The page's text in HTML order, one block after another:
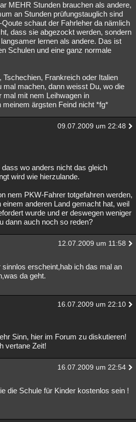
MEHR Stunden brauchen als andere,
an Stunden prüfungstauglich sind
schaut der Fahrleher da nämlich
dass sie abgezockt werden, sondern
lernen als andere. Das ist
Schulen und eine ganz normale
Frankreich oder Italien
mal machen, dann weisst Du, wo die
mal mit nem Leihwagen in
ärgsten Feind nicht *fg*
09.07.2009 um 22:48
wo anders nicht das gleich
wird wie hierzulande.
nem PKW-Fahrer totgefahren werden,
anderen Land gemacht hat, weil
wurde und er deswegen weniger
dann auch noch so reden?
12.07.2009 um 11:58
erscheint,hab ich das mal an
da geht.
16.07.2009 um 22:10
Sinn, hier im Forum zu diskutieren!
vertane Zeit!
16.07.2009 um 22:54
die Schule für Kinder kostenlos sein !